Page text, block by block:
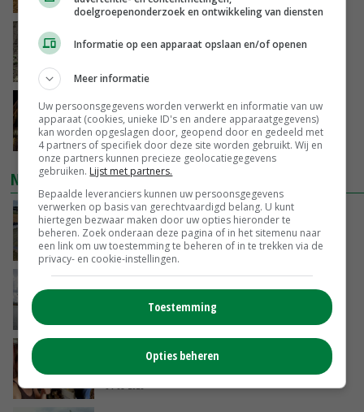
maximaal 20 euro
Spontane boerenacties in Twente en
Apeldoorn zetten de trend
VANDAAG, 14:48
NIEUWSTE VIDEO'S
Droogte veroorzaakt steeds meer problemen:
‘Bassin afgelopen week al leeg’
VANDAAG, 14:06
wereld zijn te koop
Danique in Canada: ‘Superveel schik gehad
04-08-2026
doelgroepenonderzoek en ontwikkeling van diensten
Informatie op een apparaat opslaan en/of openen
Meer informatie
Uw persoonsgegevens worden verwerkt en informatie van uw
apparaat (cookies, unieke ID's en andere apparaatgegevens)
kan worden opgeslagen door, geopend door en gedeeld met
4 partners of specifiek door deze site worden gebruikt. Wij en
onze partners kunnen precieze geolocatiegegevens
gebruiken. Lijst met partners.
Bepaalde leveranciers kunnen uw persoonsgegevens
verwerken op basis van gerechtvaardigd belang. U kunt
hiertegen bezwaar maken door uw opties hieronder te
beheren. Zoek onderaan deze pagina of in het sitemenu naar
een link om uw toestemming te beheren of in te trekken via de
privacy- en cookie-instellingen.
Toestemming
Opties beheren